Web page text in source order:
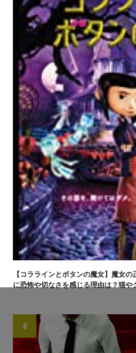
【コララインとボタンの魔女】魔女
に恐怖や切なさを感じる理由は？猫や
8